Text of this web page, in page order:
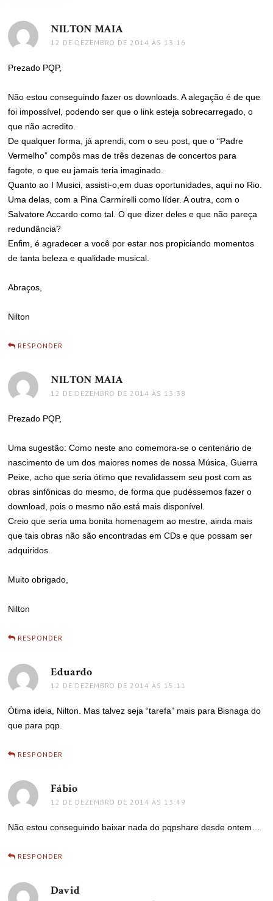
NILTON MAIA
12 DE DEZEMBRO DE 2014 ÀS 13:16
Prezado PQP,
Não estou conseguindo fazer os downloads. A alegação é de que
foi impossível, podendo ser que o link esteja sobrecarregado, o
que não acredito.
De qualquer forma, já aprendi, com o seu post, que o “Padre
Vermelho” compôs mas de três dezenas de concertos para
fagote, o que eu jamais teria imaginado.
Quanto ao I Musici, assisti-o,em duas oportunidades, aqui no Rio.
Uma delas, com a Pina Carmirelli como líder. A outra, com o
Salvatore Accardo como tal. O que dizer deles e que não pareça
redundância?
Enfim, é agradecer a você por estar nos propiciando momentos
de tanta beleza e qualidade musical.
Abraços,
Nilton
RESPONDER
NILTON MAIA
12 DE DEZEMBRO DE 2014 ÀS 13:38
Prezado PQP,
Uma sugestão: Como neste ano comemora-se o centenário de
nascimento de um dos maiores nomes de nossa Música, Guerra
Peixe, acho que seria ótimo que revalidassem seu post com as
obras sinfônicas do mesmo, de forma que pudéssemos fazer o
download, pois o mesmo não está mais disponível.
Creio que seria uma bonita homenagem ao mestre, ainda mais
que tais obras não são encontradas em CDs e que possam ser
adquiridos.
Muito obrigado,
Nilton
RESPONDER
Eduardo
12 DE DEZEMBRO DE 2014 ÀS 15:11
Ótima ideia, Nilton. Mas talvez seja “tarefa” mais para Bisnaga do
que para pqp.
RESPONDER
Fábio
12 DE DEZEMBRO DE 2014 ÀS 13:49
Não estou conseguindo baixar nada do pqpshare desde ontem…
RESPONDER
David